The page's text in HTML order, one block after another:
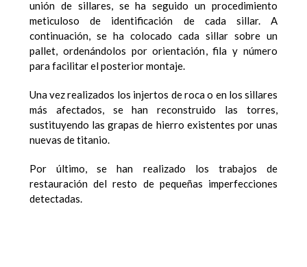
unión de sillares, se ha seguido un procedimiento
meticuloso de identificación de cada sillar. A
continuación, se ha colocado cada sillar sobre un
pallet, ordenándolos por orientación, fila y número
para facilitar el posterior montaje.
Una vez realizados los injertos de roca o en los sillares
más afectados, se han reconstruido las torres,
sustituyendo las grapas de hierro existentes por unas
nuevas de titanio.
Por último, se han realizado los trabajos de
restauración del resto de pequeñas imperfecciones
detectadas.